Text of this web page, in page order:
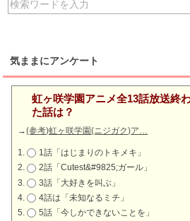
気ままにアンケート
虹ヶ咲学園アニメ全13話放送終
た話は？
→(参考)虹ヶ咲学園(ニジガク)ア…
1話「はじまりのトキメキ」
2話「Cutest&#9825;ガール」
3話「大好きを叫ぶ」
4話は「未知なるミチ」
5話「今しかできないことを」